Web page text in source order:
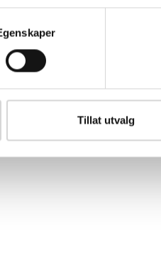
Tillat utvalg